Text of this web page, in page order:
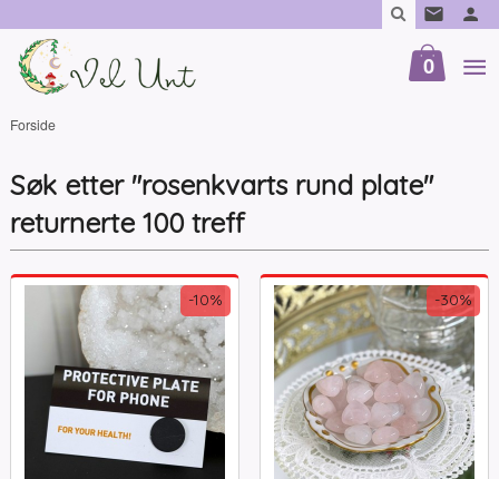
til
innholdet
0
Forside
Søk etter "rosenkvarts rund plate"
returnerte 100 treff
-10% -30%